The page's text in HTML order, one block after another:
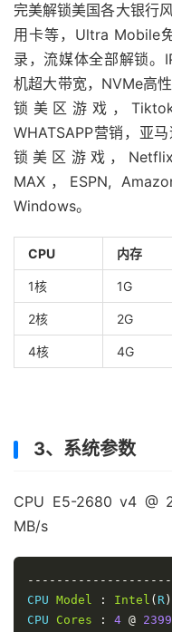
完美解锁美国各大银行
用卡等，Ultra Mobile
录，流媒体全部解锁
机超大带宽，NVMe高
锁美区游戏，
WHATSAPP营销，亚
锁美区游戏，
MAX，ESPN,
Windows。
CPU 内存
1核 1G
2核 2G
4核 4G
3、系统参数
CPU E5-2680 v4 @
MB/s
CPU Model : Intel ( R )
CPU Cores : 4 @